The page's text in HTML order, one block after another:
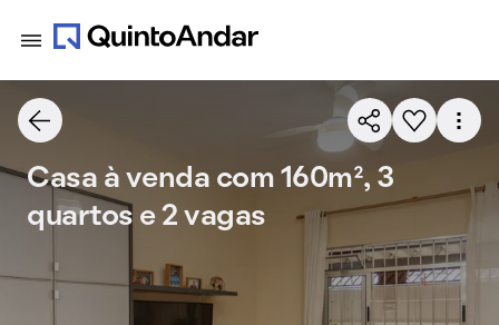
Casa à venda com 160m², 3
quartos e 2 vagas